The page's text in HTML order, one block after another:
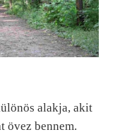
alakja, akit
övez bennem.